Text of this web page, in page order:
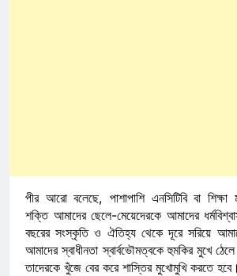
পীর আরো বলেছে, পাশাপাশি এনসিটিবি বা
শক্তি আমাদের ছেলে-মেয়েদেরকে আমাদের
বছরের সংস্কৃতি ও ঐতিহ্য থেকে দূরে সরিয়ে
আমাদের স্বাধীনতা স্বার্বভৌমত্বকে হুমকির মুখে
তাদেরকে খুঁজে বের করে শাস্তির মুখোমুখি করতে হবে।